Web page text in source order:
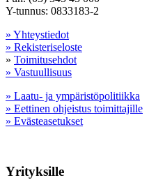
Y-tunnus: 0833183-2
» Yhteystiedot
» Rekisteriseloste
» Toimitusehdot
» Vastuullisuus
» Laatu- ja ympäristöpolitiikka
» Eettinen ohjeistus toimittajille
» Evästeasetukset
Yrityksille